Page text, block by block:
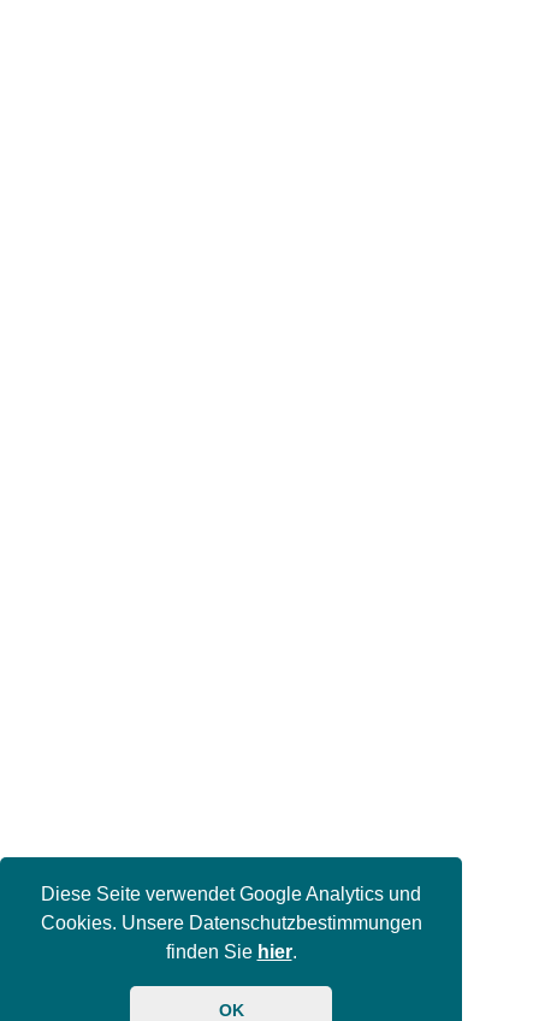
Diese Seite verwendet Google Analytics und
Cookies. Unsere Datenschutzbestimmungen
finden Sie hier.
OK